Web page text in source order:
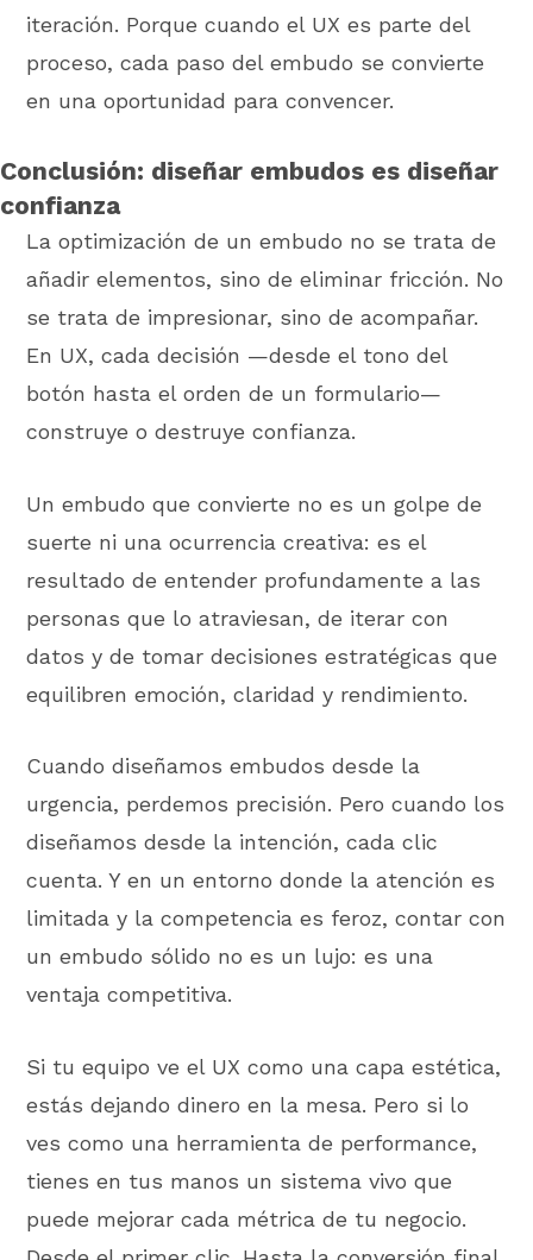
iteración. Porque cuando el UX es parte del
proceso, cada paso del embudo se convierte
en una oportunidad para convencer.
Conclusión: diseñar embudos es diseñar
confianza
La optimización de un embudo no se trata de
añadir elementos, sino de eliminar fricción. No
se trata de impresionar, sino de acompañar.
En UX, cada decisión —desde el tono del
botón hasta el orden de un formulario—
construye o destruye confianza.
Un embudo que convierte no es un golpe de
suerte ni una ocurrencia creativa: es el
resultado de entender profundamente a las
personas que lo atraviesan, de iterar con
datos y de tomar decisiones estratégicas que
equilibren emoción, claridad y rendimiento.
Cuando diseñamos embudos desde la
urgencia, perdemos precisión. Pero cuando los
diseñamos desde la intención, cada clic
cuenta. Y en un entorno donde la atención es
limitada y la competencia es feroz, contar con
un embudo sólido no es un lujo: es una
ventaja competitiva.
Si tu equipo ve el UX como una capa estética,
estás dejando dinero en la mesa. Pero si lo
ves como una herramienta de performance,
tienes en tus manos un sistema vivo que
puede mejorar cada métrica de tu negocio.